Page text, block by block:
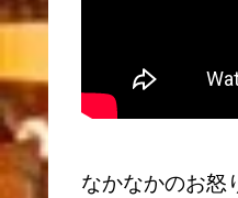
なかなかのお怒